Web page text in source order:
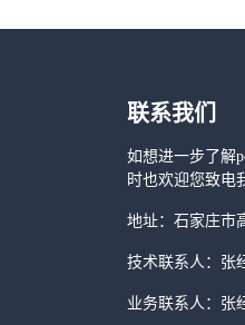
联系我们
如想进一步了解
时也欢迎您致电
地址：石家庄市
技术联系人：张
业务联系人：张